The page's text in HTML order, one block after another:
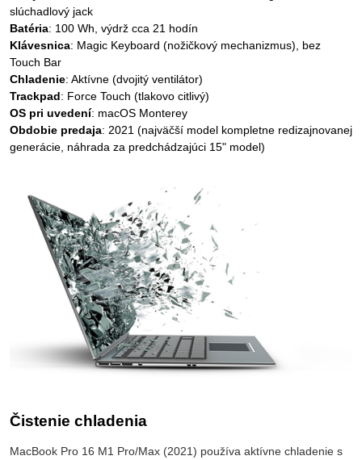
slúchadlový jack
Batéria: 100 Wh, výdrž cca 21 hodín
Klávesnica: Magic Keyboard (nožičkový mechanizmus), bez
Touch Bar
Chladenie: Aktívne (dvojitý ventilátor)
Trackpad: Force Touch (tlakovo citlivý)
OS pri uvedení: macOS Monterey
Obdobie predaja: 2021 (najväčší model kompletne redizajnovanej
generácie, náhrada za predchádzajúci 15" model)
Čistenie chladenia
MacBook Pro 16 M1 Pro/Max (2021) používa aktívne chladenie s